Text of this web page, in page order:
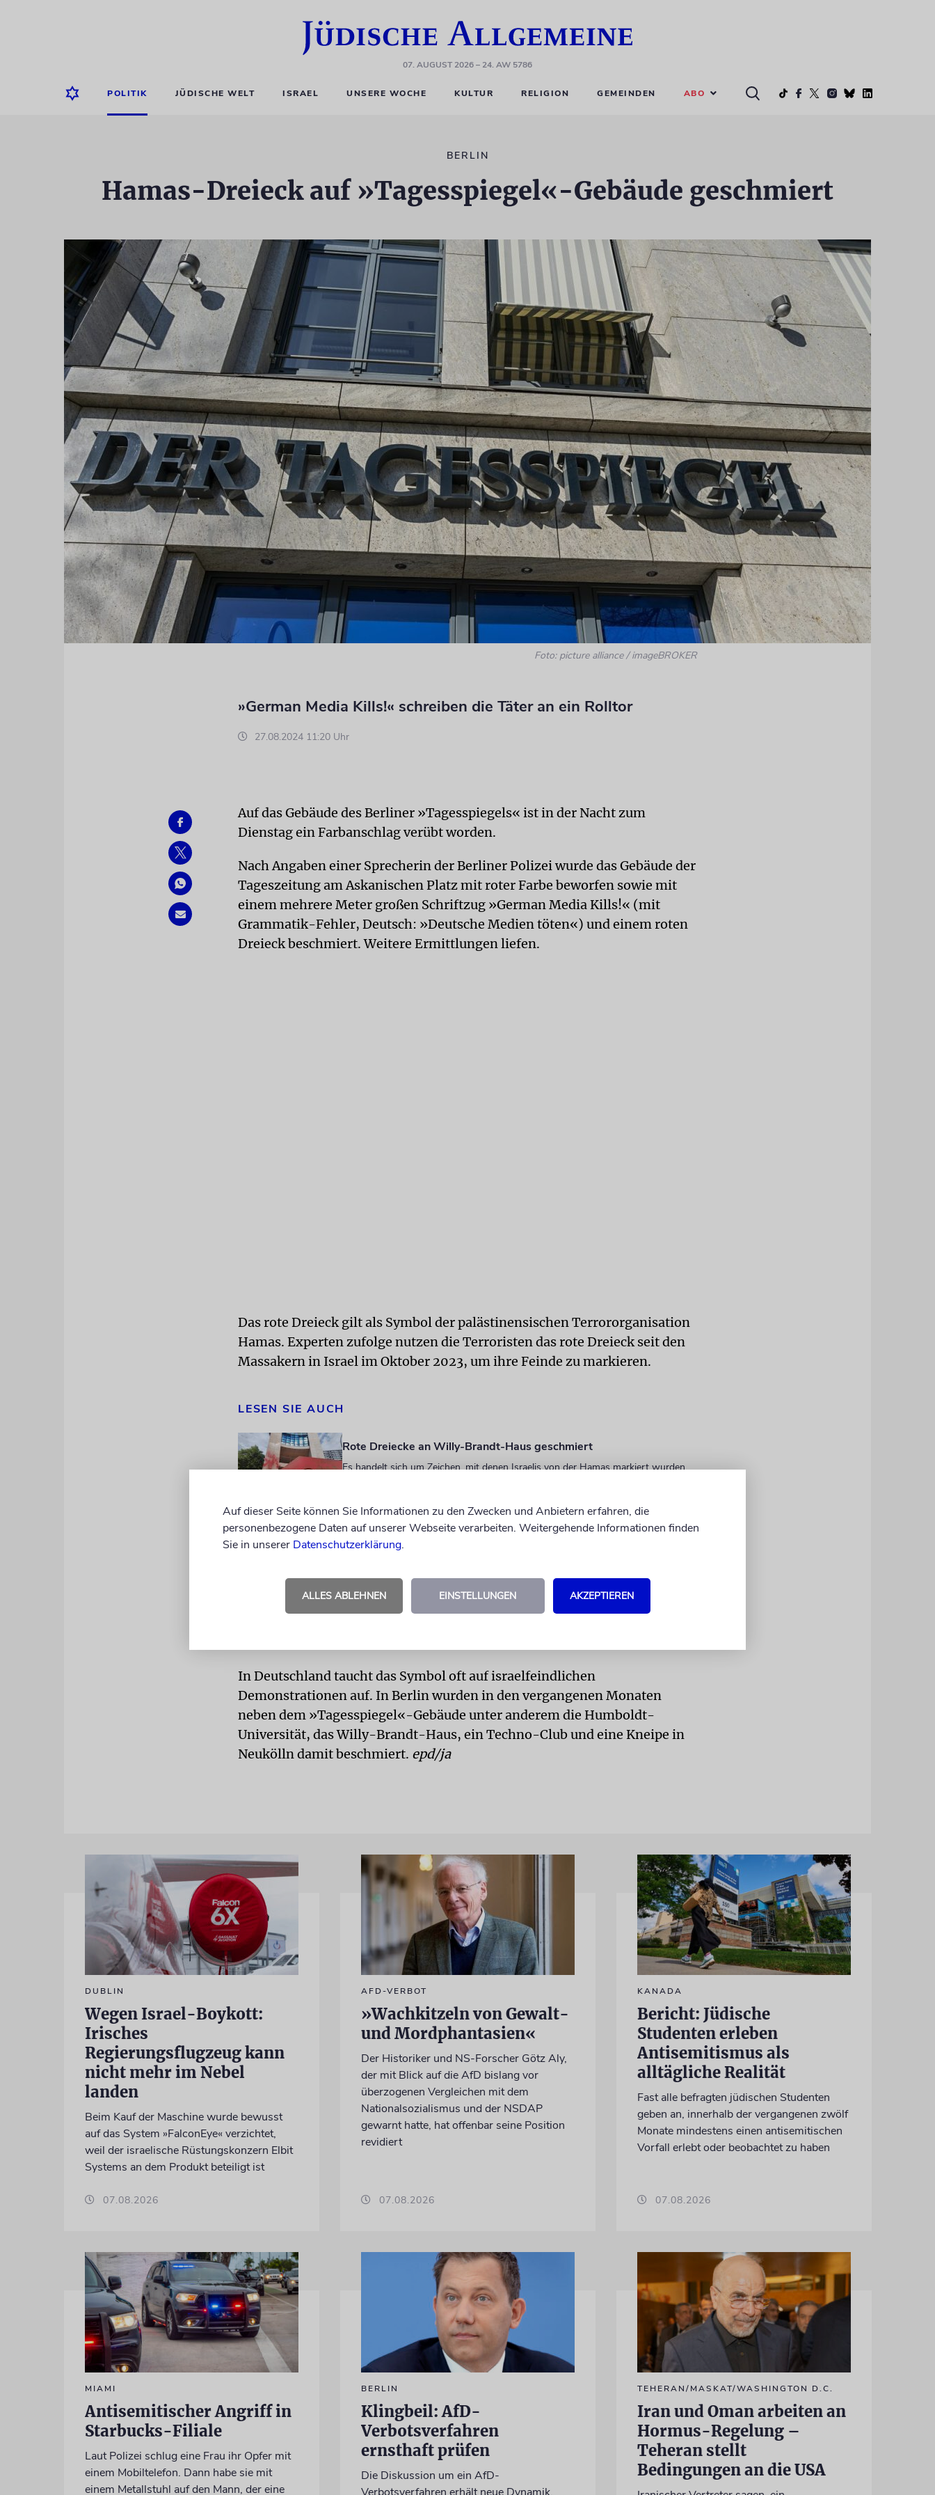
07. AUGUST 2026– 24. AW 5786
POLITIK JÜDISCHE WELT ISRAEL UNSERE WOCHE KULTUR RELIGION GEMEINDEN ABO
BERLIN
Hamas-Dreieck auf »Tagesspiegel«-Gebäude geschmiert
Foto: picture alliance / imageBROKER
»German Media Kills!« schreiben die Täter an ein Rolltor
27.08.2024 11:20 Uhr
Auf das Gebäude des Berliner »Tagesspiegels« ist in der Nacht zum
Dienstag ein Farbanschlag verübt worden.
Nach Angaben einer Sprecherin der Berliner Polizei wurde das Gebäude der
Tageszeitung am Askanischen Platz mit roter Farbe beworfen sowie mit
einem mehrere Meter großen Schriftzug »German Media Kills!« (mit
Grammatik-Fehler, Deutsch: »Deutsche Medien töten«) und einem roten
Dreieck beschmiert. Weitere Ermittlungen liefen.
Das rote Dreieck gilt als Symbol der palästinensischen Terrororganisation
Hamas. Experten zufolge nutzen die Terroristen das rote Dreieck seit den
Massakern in Israel im Oktober 2023, um ihre Feinde zu markieren.
LESEN SIE AUCH
Rote Dreiecke an Willy-Brandt-Haus geschmiert
Es handelt sich um Zeichen, mit denen Israelis von der Hamas markiert wurden
»Es werden Feinde markiert«
»Tagesspiegel«-Reporter-Sebastian Leber über propalästinensische Demos, einen
Meinungsartikel und Morddrohungen
Ein Dreieck ist keine Wassermelone
In Deutschland taucht das Symbol oft auf israelfeindlichen
Demonstrationen auf. In Berlin wurden in den vergangenen Monaten
neben dem »Tagesspiegel«-Gebäude unter anderem die Humboldt-
Universität, das Willy-Brandt-Haus, ein Techno-Club und eine Kneipe in
Neukölln damit beschmiert. epd/ja
DUBLIN
Wegen Israel-Boykott:
Irisches
Regierungsflugzeug kann
nicht mehr im Nebel
landen
Beim Kauf der Maschine wurde bewusst
auf das System »FalconEye« verzichtet,
weil der israelische Rüstungskonzern Elbit
Systems an dem Produkt beteiligt ist
07.08.2026
AFD-VERBOT
»Wachkitzeln von Gewalt-
und Mordphantasien«
Der Historiker und NS-Forscher Götz Aly,
der mit Blick auf die AfD bislang vor
überzogenen Vergleichen mit dem
Nationalsozialismus und der NSDAP
gewarnt hatte, hat offenbar seine Position
revidiert
07.08.2026
KANADA
Bericht: Jüdische
Studenten erleben
Antisemitismus als
alltägliche Realität
Fast alle befragten jüdischen Studenten
geben an, innerhalb der vergangenen zwölf
Monate mindestens einen antisemitischen
Vorfall erlebt oder beobachtet zu haben
07.08.2026
MIAMI
Antisemitischer Angriff in
Starbucks-Filiale
Laut Polizei schlug eine Frau ihr Opfer mit
einem Mobiltelefon. Dann habe sie mit
einem Metallstuhl auf den Mann, der eine
BERLIN
Klingbeil: AfD-
Verbotsverfahren
ernsthaft prüfen
Die Diskussion um ein AfD-
TEHERAN/MASKAT/WASHINGTON D.C.
Iran und Oman arbeiten an
Hormus-Regelung –
Teheran stellt
Bedingungen an die USA
Auf dieser Seite können Sie Informationen zu den Zwecken und Anbietern erfahren, die
personenbezogene Daten auf unserer Webseite verarbeiten. Weitergehende Informationen finden
Sie in unserer Datenschutzerklärung.
ALLES ABLEHNEN EINSTELLUNGEN AKZEPTIEREN